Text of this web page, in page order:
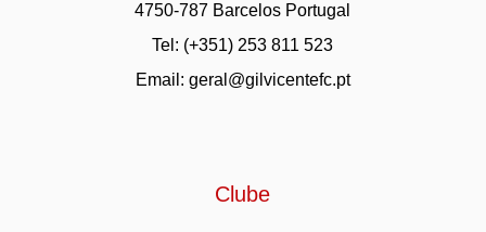
4750-787 Barcelos Portugal
Tel: (+351) 253 811 523
Email: geral@gilvicentefc.pt
Clube